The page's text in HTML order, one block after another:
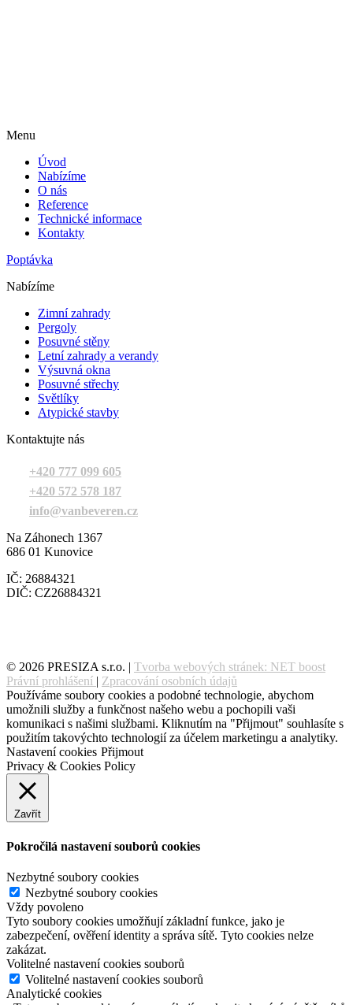
Menu
Úvod
Nabízíme
O nás
Reference
Technické informace
Kontakty
Poptávka
Nabízíme
Zimní zahrady
Pergoly
Posuvné stěny
Letní zahrady a verandy
Výsuvná okna
Posuvné střechy
Světlíky
Atypické stavby
Kontaktujte nás
+420 777 099 605
+420 572 578 187
info@vanbeveren.cz
Na Záhonech 1367
686 01 Kunovice
IČ: 26884321
DIČ: CZ26884321
© 2026 PRESIZA s.r.o. | Tvorba webových stránek: NET boost
Právní prohlášení | Zpracování osobních údajů
Používáme soubory cookies a podobné technologie, abychom
umožnili služby a funkčnost našeho webu a pochopili vaši
komunikaci s našimi službami. Kliknutím na "Přijmout" souhlasíte s
použitím takovýchto technologií za účelem marketingu a analytiky.
Nastavení cookies Přijmout
Privacy & Cookies Policy
Zavřít
Pokročilá nastavení souborů cookies
Nezbytné soubory cookies
Nezbytné soubory cookies
Vždy povoleno
Tyto soubory cookies umožňují základní funkce, jako je
zabezpečení, ověření identity a správa sítě. Tyto cookies nelze
zakázat.
Volitelné nastavení cookies souborů
Volitelné nastavení cookies souborů
Analytické cookies